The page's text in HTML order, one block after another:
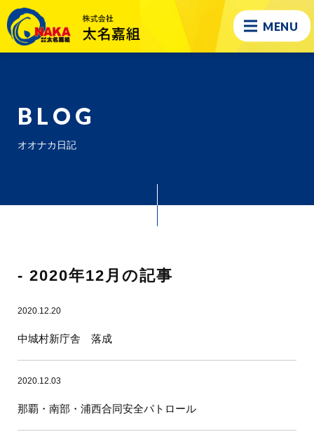
MENU
BLOG
オオナカ日記
- 2020年12月の記事
2020.12.20
中城村新庁舎 落成
2020.12.03
那覇・南部・浦西合同安全パトロール